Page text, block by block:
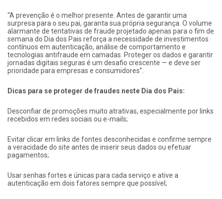
“A prevenção é o melhor presente. Antes de garantir uma
surpresa para o seu pai, garanta sua própria segurança. O volume
alarmante de tentativas de fraude projetado apenas para o fim de
semana do Dia dos Pais reforça a necessidade de investimentos
contínuos em autenticação, análise de comportamento e
tecnologias antifraude em camadas. Proteger os dados e garantir
jornadas digitais seguras é um desafio crescente — e deve ser
prioridade para empresas e consumidores”.
Dicas para se proteger de fraudes neste Dia dos Pais:
Desconfiar de promoções muito atrativas, especialmente por links
recebidos em redes sociais ou e-mails;
Evitar clicar em links de fontes desconhecidas e confirme sempre
a veracidade do site antes de inserir seus dados ou efetuar
pagamentos;
Usar senhas fortes e únicas para cada serviço e ative a
autenticação em dois fatores sempre que possível;